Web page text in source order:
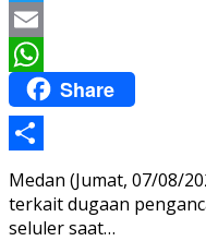
Twitter
Email
WhatsApp
Share
Share
Medan (Jumat, 07/08/
terkait dugaan
seluler saat…